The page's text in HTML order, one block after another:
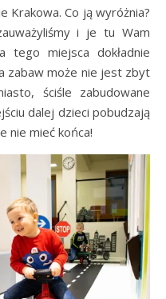
Krakowa. Co ją wyróżnia?
i je tu Wam
tego miejsca dokładnie
zabaw może nie jest zbyt
ściśle zabudowane
dalej dzieci pobudzają
nie mieć końca!